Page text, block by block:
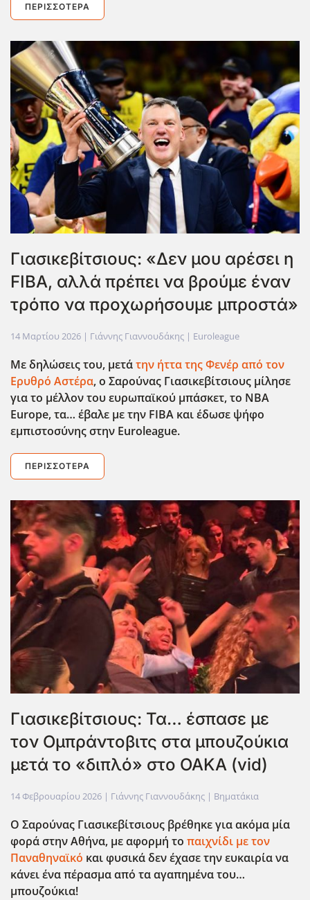
ΠΕΡΙΣΣΌΤΕΡΑ
Γιασικεβίτσιους: «Δεν μου αρέσει η
FIBA, αλλά πρέπει να βρούμε έναν
τρόπο να προχωρήσουμε μπροστά»
14 Μαρτίου 2026 | Γιάννης Γιαννουδάκης | Euroleague
Με δηλώσεις του, μετάτην ήττα της Φενέρ από τον
Ερυθρό Αστέρα, ο Σαρούνας Γιασικεβίτσιους μίλησε
για το μέλλον του ευρωπαϊκού μπάσκετ, το NBA
Europe, τα… έβαλε με την FIBA και έδωσε ψήφο
εμπιστοσύνης στην Euroleague.
ΠΕΡΙΣΣΌΤΕΡΑ
Γιασικεβίτσιους: Τα… έσπασε με
τον Ομπράντοβιτς στα μπουζούκια
μετά το «διπλό» στο ΟΑΚΑ (vid)
14 Φεβρουαρίου 2026 | Γιάννης Γιαννουδάκης | Βηματάκια
Ο Σαρούνας Γιασικεβίτσιους βρέθηκε για ακόμα μία
φορά στην Αθήνα, με αφορμή το παιχνίδι με τον
Παναθηναϊκό και φυσικά δεν έχασε την ευκαιρία να
κάνει ένα πέρασμα από τα αγαπημένα του…
μπουζούκια!